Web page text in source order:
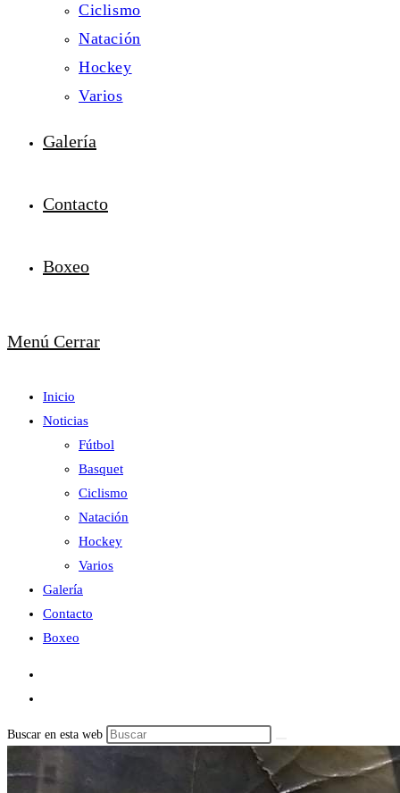
Ciclismo
Natación
Hockey
Varios
Galería
Contacto
Boxeo
Menú Cerrar
Inicio
Noticias
Fútbol
Basquet
Ciclismo
Natación
Hockey
Varios
Galería
Contacto
Boxeo
Buscar en esta web